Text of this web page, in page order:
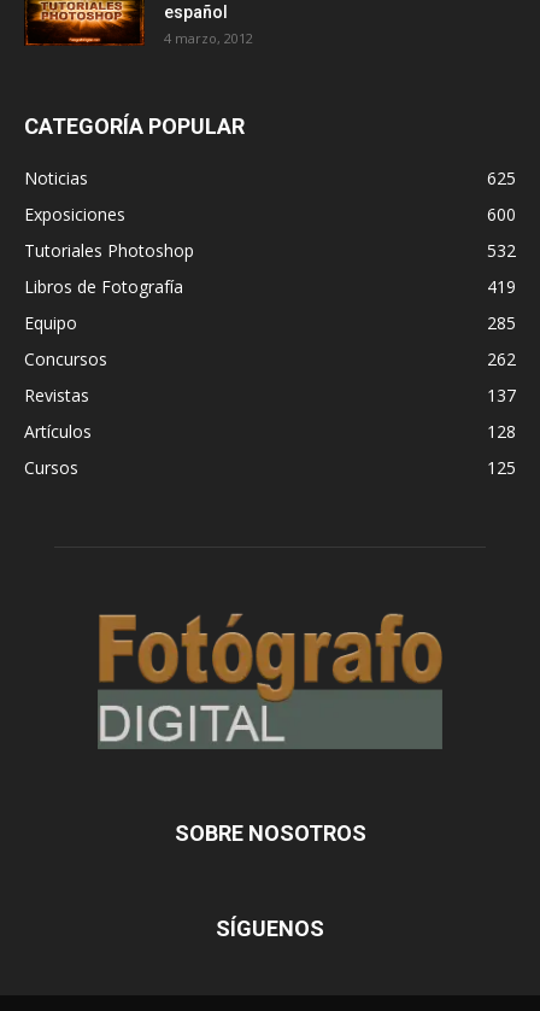
español
4 marzo, 2012
CATEGORÍA POPULAR
Noticias
625
Exposiciones
600
Tutoriales Photoshop
532
Libros de Fotografía
419
Equipo
285
Concursos
262
Revistas
137
Artículos
128
Cursos
125
SOBRE NOSOTROS
SÍGUENOS